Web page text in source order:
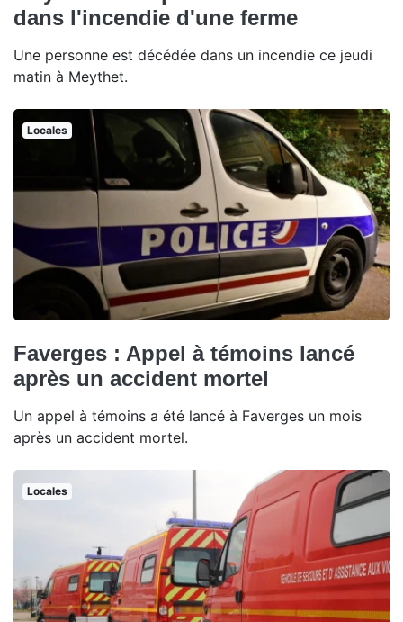
dans l'incendie d'une ferme
Une personne est décédée dans un incendie ce jeudi
matin à Meythet.
Locales
Faverges : Appel à témoins lancé
après un accident mortel
Un appel à témoins a été lancé à Faverges un mois
après un accident mortel.
Locales